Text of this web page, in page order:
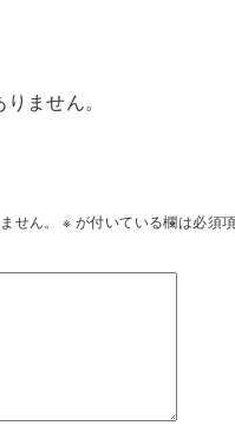
ません。
せん。 ※ が付いている欄は必須